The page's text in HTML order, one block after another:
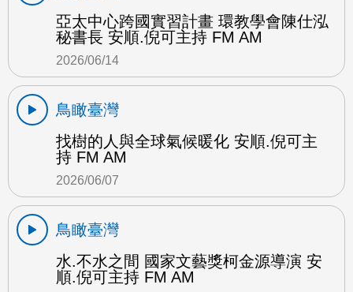
亞太中心跨國實習計畫 環教學會陳仕泓
秘書長 安順.倪可主持 FM AM
2026/06/14
鳥瞰臺灣
找樹的人與全球氣候暖化 安順.倪可主
持 FM AM
2026/06/07
鳥瞰臺灣
水.不水之間 國家文藝獎柯金源導演 安
順.倪可主持 FM AM